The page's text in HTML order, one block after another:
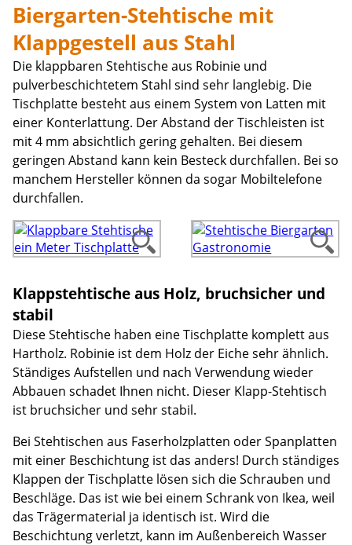
Biergarten-Stehtische mit
Klappgestell aus Stahl
Die klappbaren Stehtische aus Robinie und
pulverbeschichtetem Stahl sind sehr langlebig. Die
Tischplatte besteht aus einem System von Latten mit
einer Konterlattung. Der Abstand der Tischleisten ist
mit 4 mm absichtlich gering gehalten. Bei diesem
geringen Abstand kann kein Besteck durchfallen. Bei so
manchem Hersteller können da sogar Mobiltelefone
durchfallen.
Klappstehtische aus Holz, bruchsicher und
stabil
Diese Stehtische haben eine Tischplatte komplett aus
Hartholz. Robinie ist dem Holz der Eiche sehr ähnlich.
Ständiges Aufstellen und nach Verwendung wieder
Abbauen schadet Ihnen nicht. Dieser Klapp-Stehtisch
ist bruchsicher und sehr stabil.
Bei Stehtischen aus Faserholzplatten oder Spanplatten
mit einer Beschichtung ist das anders! Durch ständiges
Klappen der Tischplatte lösen sich die Schrauben und
Beschläge. Das ist wie bei einem Schrank von Ikea, weil
das Trägermaterial ja identisch ist. Wird die
Beschichtung verletzt, kann im Außenbereich Wasser